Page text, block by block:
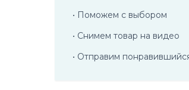
• Поможем с выбором
• Снимем товар на видео
• Отправим